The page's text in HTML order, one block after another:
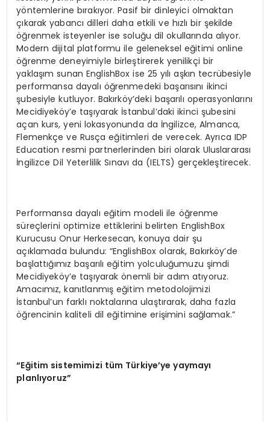
yöntemlerine bırakıyor. Pasif bir dinleyici olmaktan
çıkarak yabancı dilleri daha etkili ve hızlı bir şekilde
öğrenmek isteyenler ise soluğu dil okullarında alıyor.
Modern dijital platformu ile geleneksel eğitimi online
öğrenme deneyimiyle birleştirerek yenilikçi bir
yaklaşım sunan EnglishBox ise 25 yılı aşkın tecrübesiyle
performansa dayalı öğrenmedeki başarısını ikinci
şubesiyle kutluyor. Bakırköy’deki başarılı operasyonlarını
Mecidiyeköy’e taşıyarak İstanbul’daki ikinci şubesini
açan kurs, yeni lokasyonunda da İngilizce, Almanca,
Flemenkçe ve Rusça eğitimleri de verecek. Ayrıca IDP
Education resmi partnerlerinden biri olarak Uluslararası
İngilizce Dil Yeterlilik Sınavı da (IELTS) gerçekleştirecek.
Performansa dayalı eğitim modeli ile öğrenme
süreçlerini optimize ettiklerini belirten EnglishBox
Kurucusu Onur Herkesecan, konuya dair şu
açıklamada bulundu: “EnglishBox olarak, Bakırköy’de
başlattığımız başarılı eğitim yolculuğumuzu şimdi
Mecidiyeköy’e taşıyarak önemli bir adım atıyoruz.
Amacımız, kanıtlanmış eğitim metodolojimizi
İstanbul’un farklı noktalarına ulaştırarak, daha fazla
öğrencinin kaliteli dil eğitimine erişimini sağlamak.”
“Eğitim sistemimizi tüm Türkiye’ye yaymayı
planlıyoruz”